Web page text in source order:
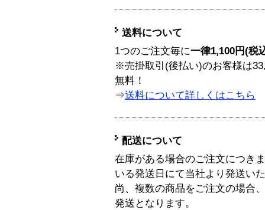
送料について
1つのご注文毎に一律1,100円(税
※売掛取引(後払い)のお客様は
無料！
⇒送料について詳しくはこちら
配送について
在庫がある場合のご注文につき
いる発送日にて当社より発送い
尚、複数の商品をご注文の場合
発送となります。